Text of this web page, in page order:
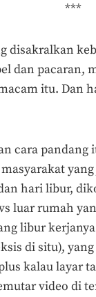
***
disakralkan
dan pacaran,
itu. Dan
cara
hari libur,
luar rumah
libur
di situ),
kalau layar
video di